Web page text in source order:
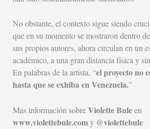
No obstante, el contexto sigue siendo
que en su momento se mostraron dentro
sus propios autores, ahora circulan en un
académico, a una gran distancia física y
En palabras de la artista, “el proyecto no
hasta que se exhiba en Venezuela.”
Más información sobreViolette Buleen
www.violettebule.comy @violettebule